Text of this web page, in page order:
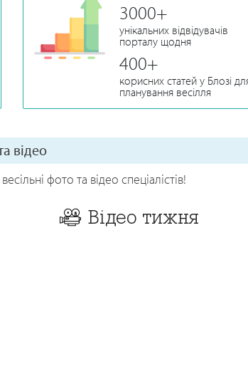
3000+
унікальних відвідувачів
порталу щодня
400+
корисних статей у Блозі
планування весілля
відео
фото та відео спеціалістів!
Відео тижня